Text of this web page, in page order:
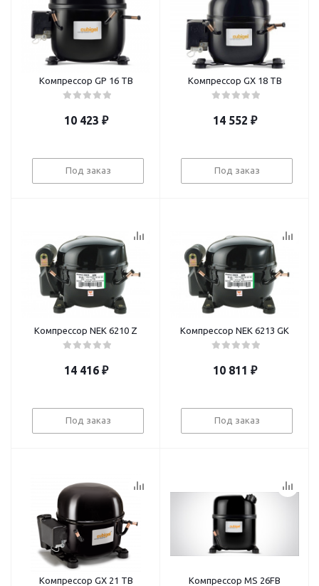
Компрессор GP 16 TB
10 423 ₽
Под заказ
Компрессор GX 18 TB
14 552 ₽
Под заказ
Компрессор NEK 6210 Z
14 416₽
Под заказ
Компрессор NEK 6213 GK
10 811 ₽
Под заказ
Компрессор GX 21 TB Компрессор MS 26FB